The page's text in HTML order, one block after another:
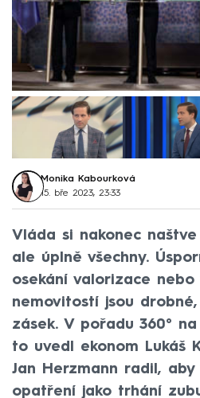
Monika Kabourková
15. bře 2023, 23:33
Vláda si nakonec
ale úplně všechny.
osekání valorizace nebo
nemovitostí jsou
zásek. V pořadu 360° na
to uvedl ekonom Lukáš
Jan Herzmann radil,
opatření jako trhání